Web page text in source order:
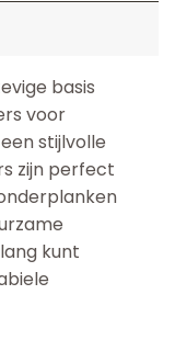
basis
voor
stijlvolle
zijn perfect
kunt